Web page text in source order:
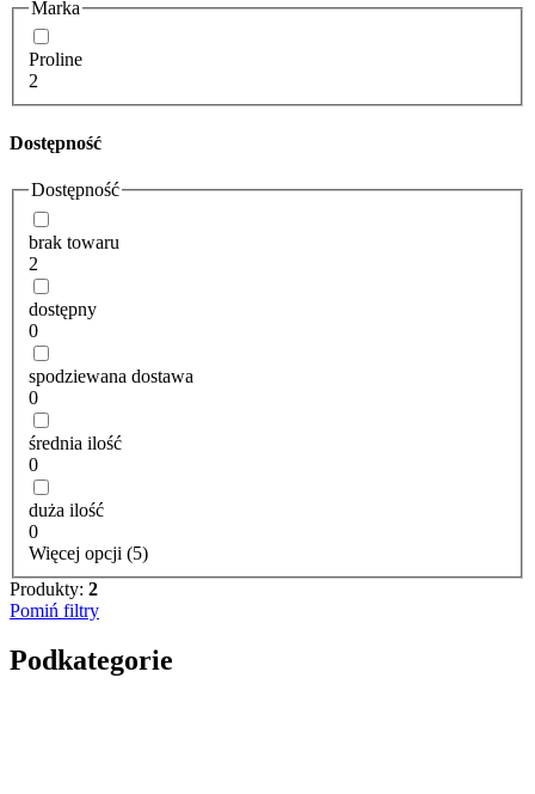
Marka
Proline
2
Dostępność
Dostępność
brak towaru
2
dostępny
0
spodziewana dostawa
0
średnia ilość
0
duża ilość
0
Więcej opcji (5)
Produkty: 2
Pomiń filtry
Podkategorie